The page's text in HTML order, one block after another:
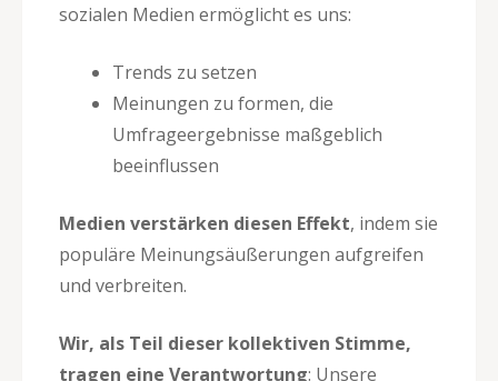
sozialen Medien ermöglicht es uns:
Trends zu setzen
Meinungen zu formen, die
Umfrageergebnisse maßgeblich
beeinflussen
Medien verstärken diesen Effekt, indem sie
populäre Meinungsäußerungen aufgreifen
und verbreiten.
Wir, als Teil dieser kollektiven Stimme,
tragen eine Verantwortung: Unsere